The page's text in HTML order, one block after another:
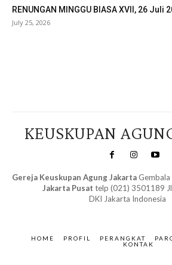
RENUNGAN MINGGU BIASA XVII, 26 Juli
July 25, 2026
KEUSKUPAN
Gereja Keuskupan Agung Jakarta
Jakarta Pusat telp (021) 3501189
DKI Jakarta Indonesia
HOME PROFIL PERANGKAT
KONTAK